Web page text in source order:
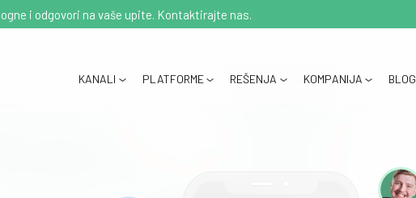
i odgovori na vaše upite. Kontaktirajte nas.
KANALI PLATFORME REŠENJA KOMPANIJA BLOG